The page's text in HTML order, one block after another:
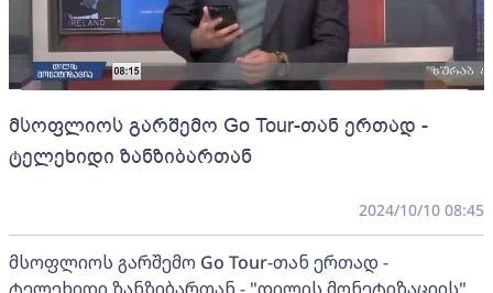
მსოფლიოს გარშემო Go Tour-თან ერთად -
ტელეხიდი ზანზიბართან
2024/10/10 08:45
მსოფლიოს გარშემო Go Tour-თან ერთად -